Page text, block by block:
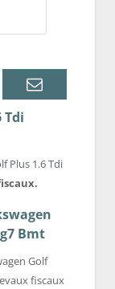
Email
Tdi
Plus 1.6 Tdi
Bmt
Golf
fiscaux